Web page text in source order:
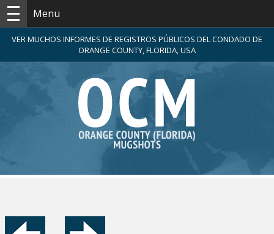
Menu
VER MUCHOS INFORMES DE REGISTROS PÚBLICOS DEL CONDADO DE
ORANGE COUNTY, FLORIDA, USA